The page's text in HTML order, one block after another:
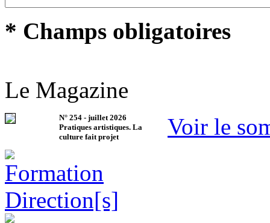
* Champs obligatoires
Le Magazine
N° 254 - juillet 2026
Pratiques artistiques. La
culture fait projet
Voir le